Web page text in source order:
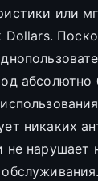
или
Dollars.
абсолютно
никаких
не нарушает